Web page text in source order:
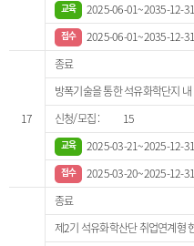
2025-06-01~2035-12-31
2025-06-01~2035-12-31
17
종료
방폭기술을 통한 석유화학단지
15
2025-03-21~2025-12-31
2025-03-20~2025-12-31
종료
제2기 석유화학산단 취업연계형